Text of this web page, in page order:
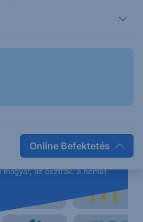
Online Befektetés
magyar, az osztrák, a német